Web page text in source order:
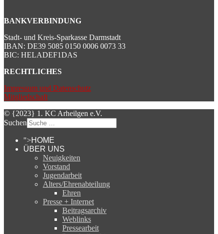
BANKVERBINDUNG
Stadt- und Kreis-Sparkasse Darmstadt
IBAN: DE39 5085 0150 0006 0073 33
BIC: HELADEF1DAS
RECHTLICHES
Impressum und Datenschutz
Mitgliedschaft
© {2023} 1. KC Arheilgen e.V.
Suchen
">HOME
ÜBER UNS
Neuigkeiten
Vorstand
Jugendarbeit
Alters/Ehrenabteilung
Ehren
Presse + Internet
Beitragsarchiv
Weblinks
Pressearbeit